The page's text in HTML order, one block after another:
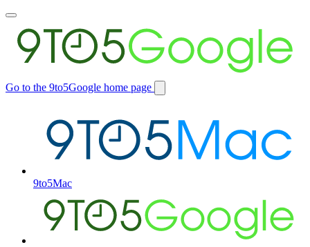
Toggle
main
menu
Go to the 9to5Google home page
Switch
9to5Mac